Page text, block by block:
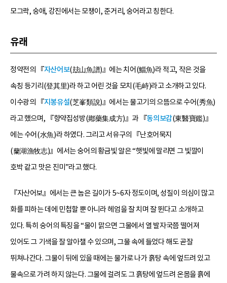
모그락, 숭애, 강진에서는 모챙이, 준거리, 숭어라고 칭한다.
유래
정약전의 『자산어보(玆山魚譜)』에는 치어(鯔魚)라 적고, 작은 것을
속칭 등기리(登其里)라 하고 어린 것을 모치(毛峙)라고 소개하고 있다.
이수광의 『지봉유설(芝峯類說)』에서는 물고기의 으뜸으로 수어(秀魚)
라고 했으며, 『향약집성방(鄕藥集成方)』과 『동의보감(東醫寶鑑)』
에는 수어(水魚)라 하였다. 그리고 서유구의 『난호어묵지
(蘭湖漁牧志)』에서는 숭어의 황금빛 알은 “햇빛에 말리면 그 빛깔이
호박 같고 맛은 진미”라고 했다.
『자산어보』에서는 큰 놈은 길이가 5~6자 정도이며, 성질이 의심이 많고
화를 피하는 데에 민첩할 뿐 아니라 헤엄을 잘 치며 잘 뛴다고 소개하고
있다. 특히 숭어의 특징을 “물이 맑으면 그물에서 열 발자국쯤 떨어져
있어도 그 기색을 잘 알아챌 수 있으며, 그물 속에 들었다 해도 곧잘
뛰쳐나간다. 그물이 뒤에 있을 때에는 물가로 나가 흙탕 속에 엎드려 있고
물속으로 가려 하지 않는다. 그물에 걸려도 그 흙탕에 엎드려 온몸을 흙에